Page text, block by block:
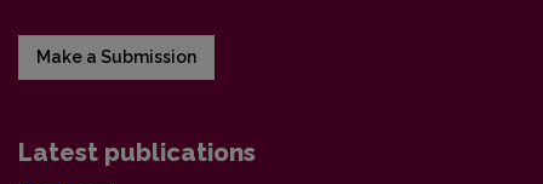
Make a Submission
Latest publications